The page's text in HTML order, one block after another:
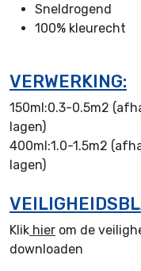
Sneldrogend
100% kleurecht
VERWERKING:
150ml:0.3-0.5m2
lagen)
400ml:1.0-1.5m2
lagen)
Klik hier om de
downloaden